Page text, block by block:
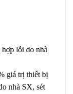
lỗi do nhà
giá trị thiết bị
nhà SX, sét